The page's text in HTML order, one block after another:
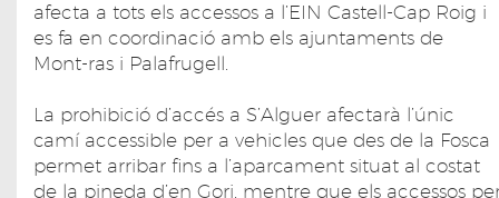
afecta a tots els accessos a l’EIN Castell-Cap Roig i
es fa en coordinació amb els ajuntaments de
Mont-ras i Palafrugell.
La prohibició d’accés a S’Alguer afectarà l’únic
camí accessible per a vehicles que des de la Fosca
permet arribar fins a l’aparcament situat al costat
de la pineda d’en Gori, mentre que els accessos